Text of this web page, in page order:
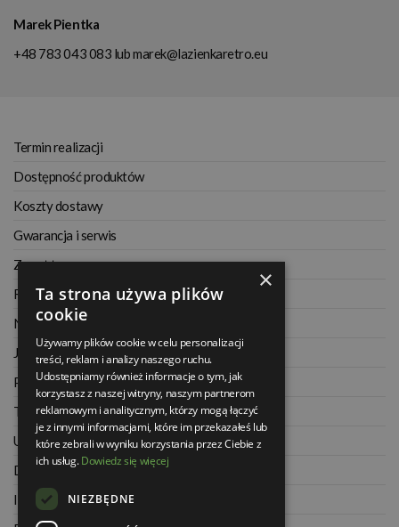
Marek Pientka
+48 783 043 083 lubmarek@lazienkaretro.eu
Termin realizacji
Dostępność produktów
Koszty dostawy
Gwarancja i serwis
Zwrot towaru
Regulamin
Najczęściej zadawane pytania
Jak kupować na raty
Polityka prywatności
Twoje zamówienia
Ustawienia konta
Dane kontaktowe
Informacje o firmie
×
Ta strona używa plików
cookie
Używamy plików cookie w celu personalizacji
treści, reklam i analizy naszego ruchu.
Udostępniamy również informacje o tym, jak
korzystasz z naszej witryny, naszym partnerom
reklamowym i analitycznym, którzy mogą łączyć
je z innymi informacjami, które im przekazałeś lub
które zebrali w wyniku korzystania przez Ciebie z
ich usług.Dowiedz się więcej
NIEZBĘDNE